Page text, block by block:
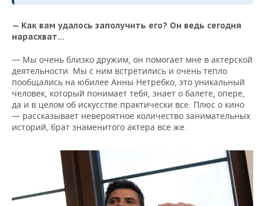
— Как вам удалось заполучить его? Он ведь сегодня
нарасхват…
— Мы очень близко дружим, он помогает мне в актерской
деятельности. Мы с ним встретились и очень тепло
пообщались на юбилее Анны Нетребко, это уникальный
человек, который понимает тебя, знает о балете, опере,
да и в целом об искусстве практически все. Плюс о кино
— рассказывает невероятное количество занимательных
историй, брат знаменитого актера все же.